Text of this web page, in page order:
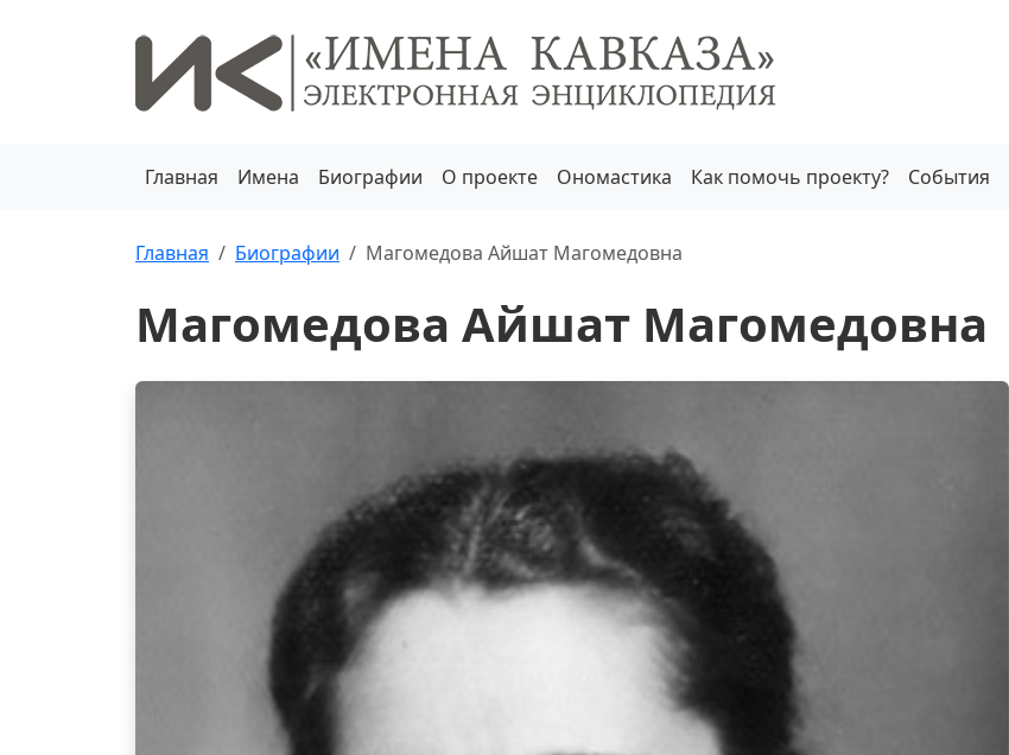
Главная Имена Биографии О проекте Ономастика Как помочь проекту? События
Главная Биографии Магомедова Айшат Магомедовна
Магомедова Айшат Магомедовна